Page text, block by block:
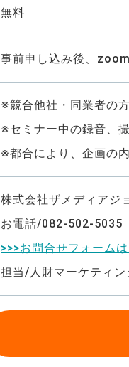
無料
事前申し込み後、
※競合他社・同業者の
※セミナー中の録音、
※都合により、企画の
株式会社ザメディアジ
お電話/082-502-5035
>>>お問合せフォーム
担当/人財マーケティン